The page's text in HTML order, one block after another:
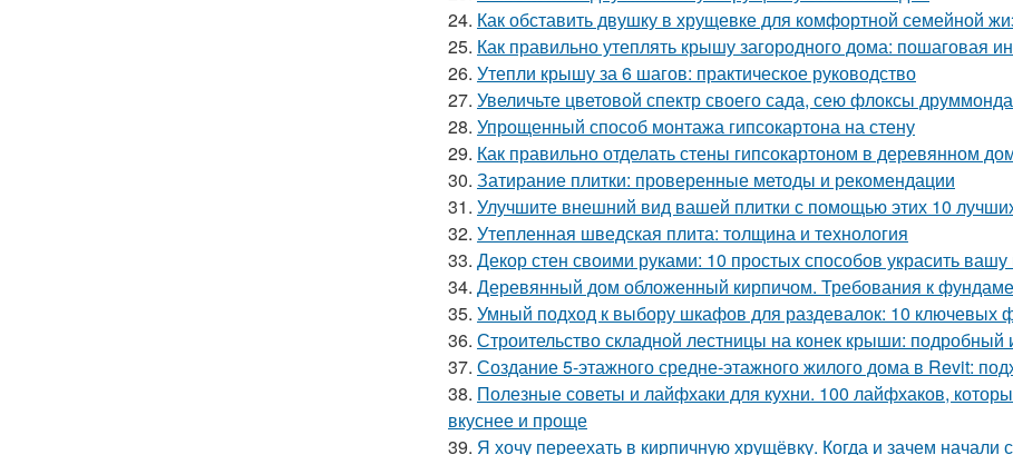
24. Как обставить двушку в хрущевке для комфортной семейной
25. Как правильно утеплять крышу загородного дома: пошаговая
26. Утепли крышу за 6 шагов: практическое руководство
27. Увеличьте цветовой спектр своего сада, сею флоксы
28. Упрощенный способ монтажа гипсокартона на стену
29. Как правильно отделать стены гипсокартоном в деревянном
30. Затирание плитки: проверенные методы и рекомендации
31. Улучшите внешний вид вашей плитки с помощью этих 10
32. Утепленная шведская плита: толщина и технология
33. Декор стен своими руками: 10 простых способов украсить вашу
34. Деревянный дом обложенный кирпичом. Требования к
35. Умный подход к выбору шкафов для раздевалок: 10 ключевых
36. Строительство складной лестницы на конек крыши: подробный
37. Создание 5-этажного средне-этажного жилого дома в Revit:
38. Полезные советы и лайфхаки для кухни. 100 лайфхаков,
вкуснее и проще
39. Я хочу переехать в кирпичную хрущёвку. Когда и зачем начали